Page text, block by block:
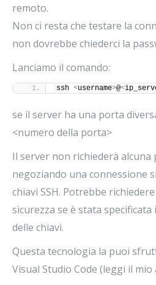
remoto.
Non ci resta che testare la
non dovrebbe chiederci la
Lanciamo il comando:
ssh <username>@<
se il server ha una porta
<numero della porta>
Il server non richiederà alcuna
negoziando una connessione
chiavi SSH. Potrebbe
sicurezza se è stata
delle chiavi.
Questa tecnologia la puoi
Visual Studio Code (leggi il